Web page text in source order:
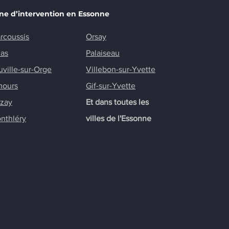
d’intervention en Essonne
sur-Orge
Orsay
Palaiseau
Villebon-sur-Yvette
Gif-sur-Yvette
Et dans toutes les
villes de l'Essonne